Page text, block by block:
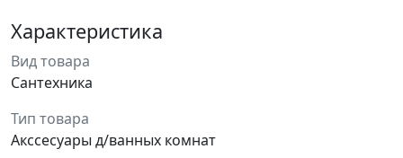
Характеристика
Вид товара
Сантехника
Тип товара
Акссесуары д/ванных комнат